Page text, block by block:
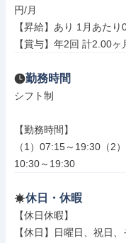
円/月
【昇給】あり 1月あた
【賞与】年2回 計2.00ヶ
勤務時間
シフト制
【勤務時間】
（1）07:15～19:30（2
10:30～19:30
休日・休暇
【休日休暇】
【休日】日曜日、祝日